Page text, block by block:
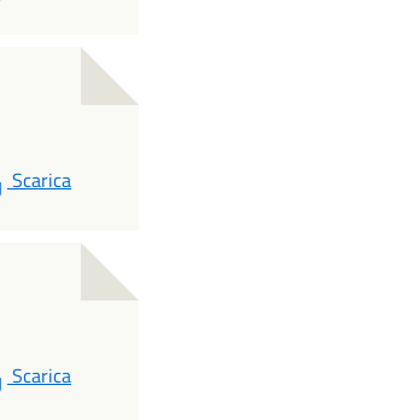
PDF
Scarica
PDF
Scarica